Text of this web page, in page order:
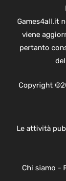
Games4all.it
viene
pertanto
Copyright
Le attività
Chi siamo -